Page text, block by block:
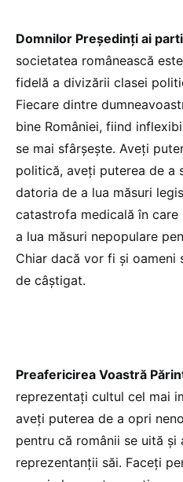
Domnilor Președinți ai
societatea românească
fidelă a divizării clasei
Fiecare dintre
bine României, fiind
se mai sfârșește. Aveți
politică, aveți puterea de a
datoria de a lua măsuri
catastrofa medicală în care
a lua măsuri nepopulare
Chiar dacă vor fi și oameni
de câștigat.
Preafericirea Voastră
reprezentați cultul cel mai
aveți puterea de a opri
pentru că românii se uită și
reprezentanții săi. Faceți